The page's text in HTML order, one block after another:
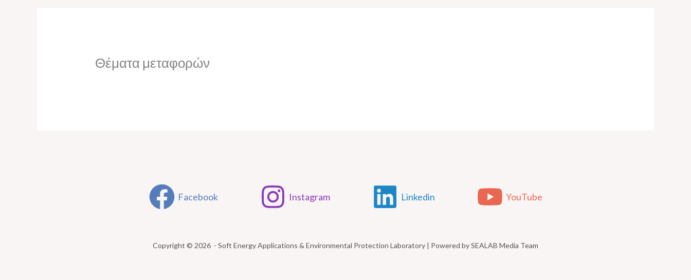
Θέματα μεταφορών
Facebook Instagram Linkedin YouTube
Copyright © 2026 - Soft Energy Applications & Environmental Protection Laboratory | Powered by SEALAB Media Team